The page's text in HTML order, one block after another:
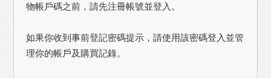
物帳戶碼之前，請先注冊帳號並登入。
如果你收到事前登記密碼提示，請使用該密碼登入並管
理你的帳戶及購買記錄。